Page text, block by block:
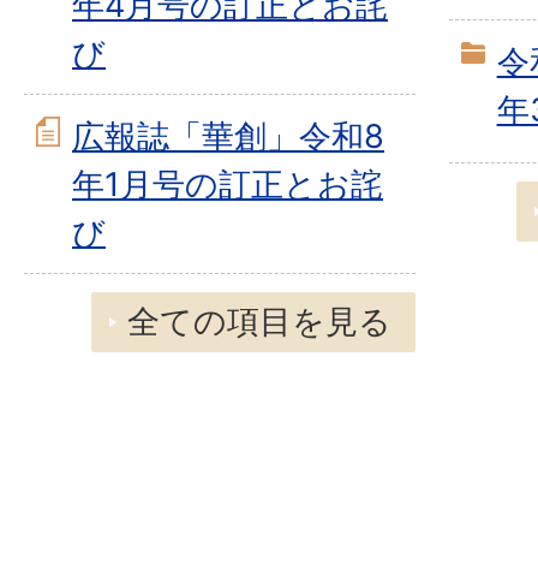
び
広報誌「華創」令和8
年1月号の訂正とお詫
び
全ての項目を見る
令
年